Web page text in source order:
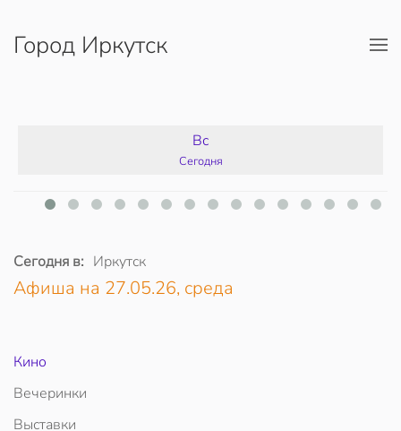
Перейти к содержимому
Город Иркутск
Вс
Сегодня
Сегодня в: Иркутск
Афиша на 27.05.26, среда
Кино
Вечеринки
Выставки